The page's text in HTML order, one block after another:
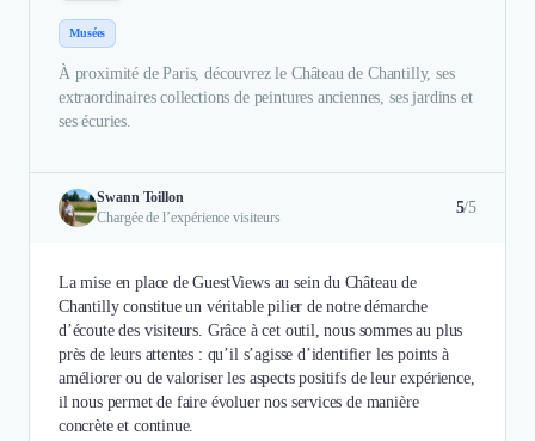
Musées
À proximité de Paris, découvrez le Château de Chantilly, ses
extraordinaires collections de peintures anciennes, ses jardins et
ses écuries.
Swann Toillon
Chargée de l’expérience visiteurs
5/5
La mise en place de GuestViews au sein du Château de
Chantilly constitue un véritable pilier de notre démarche
d’écoute des visiteurs. Grâce à cet outil, nous sommes au plus
près de leurs attentes : qu’il s’agisse d’identifier les points à
améliorer ou de valoriser les aspects positifs de leur expérience,
il nous permet de faire évoluer nos services de manière
concrète et continue.